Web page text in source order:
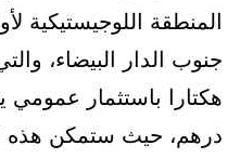
المنطقة اللوجيستيكية
درهم، حيث ستمكن هذه